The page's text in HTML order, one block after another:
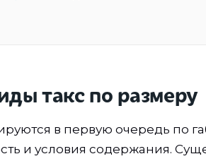
такс по размеру
в первую очередь по
и условия содержания.